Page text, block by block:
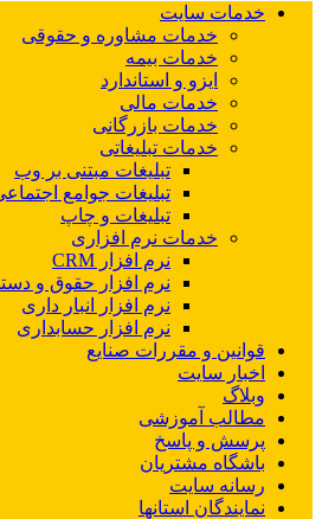
خدمات سایت
خدمات مشاوره و حقوقی
خدمات بیمه
ایزو و استاندارد
خدمات مالی
خدمات بازرگانی
خدمات تبلیغاتی
تبلیغات مبتنی بر وب
تبلیغات جوامع
تبلیغات و چاپ
خدمات نرم افزاری
نرم افزار CRM
نرم افزار حقوق و
نرم افزار انبار داری
نرم افزار حسابداری
قوانین و مقررات صنایع
اخبار سایت
وبلاگ
مطالب آموزشی
پرسش و پاسخ
باشگاه مشتریان
رسانه سایت
نمایندگان استانها